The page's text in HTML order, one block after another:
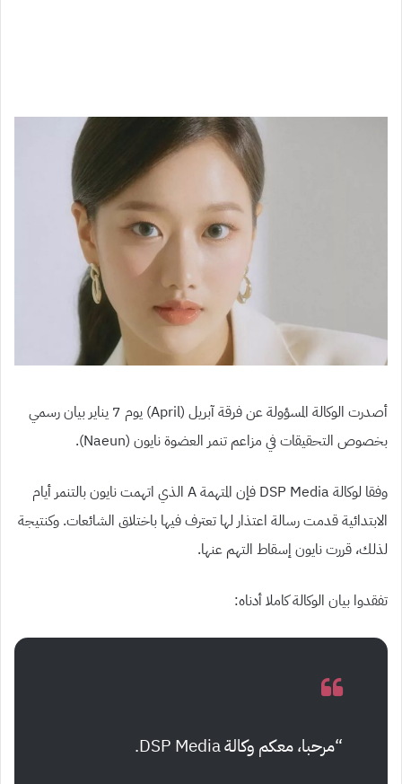
أصدرت الوكالة المسؤولة عن فرقة آبريل (April) يوم 7 يناير بيان رسمي
بخصوص التحقيقات في مزاعم تنمر العضوة نايون (Naeun).
وفقا لوكالة DSP Media فإن المتهمة A الذي اتهمت نايون بالتنمر أيام
الابتدائية قدمت رسالة اعتذار لها تعترف فيها باختلاق الشائعات. وكنتيجة
لذلك، قررت نايون إسقاط التهم عنها.
تفقدوا بيان الوكالة كاملا أدناه:
“مرحبا، معكم وكالة DSP Media.